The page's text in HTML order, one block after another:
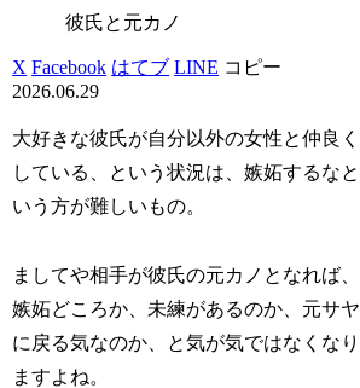
彼氏と元カノ
X Facebook はてブ LINE コピー
2026.06.29
大好きな彼氏が自分以外の女性と仲良く
している、という状況は、嫉妬するなと
いう方が難しいもの。
ましてや相手が彼氏の元カノとなれば、
嫉妬どころか、未練があるのか、元サヤ
に戻る気なのか、と気が気ではなくなり
ますよね。